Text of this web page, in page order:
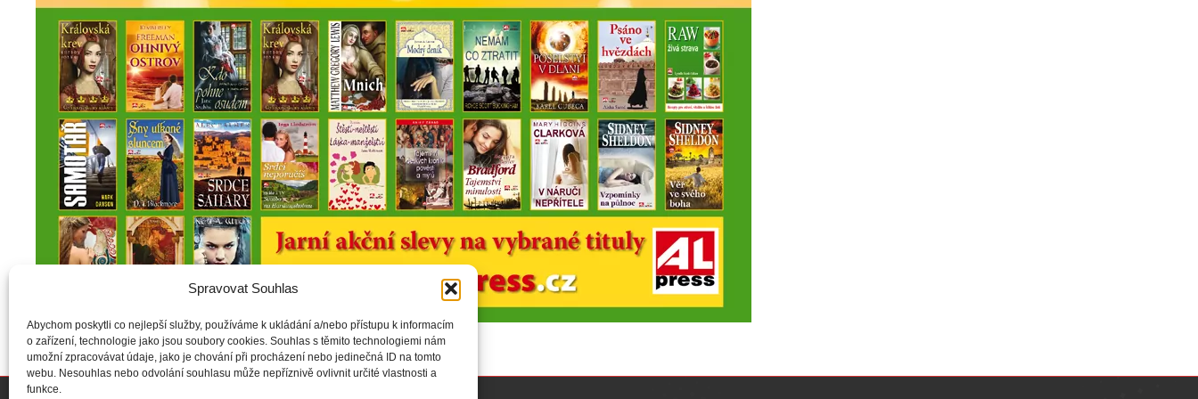
Spravovat Souhlas
Abychom poskytli co nejlepší služby, používáme k ukládání a/nebo přístupu k informacím
o zařízení, technologie jako jsou soubory cookies. Souhlas s těmito technologiemi nám
umožní zpracovávat údaje, jako je chování při procházení nebo jedinečná ID na tomto
webu. Nesouhlas nebo odvolání souhlasu může nepříznivě ovlivnit určité vlastnosti a
funkce.
Copyright © Weiron Dynamics, s.r.o. |